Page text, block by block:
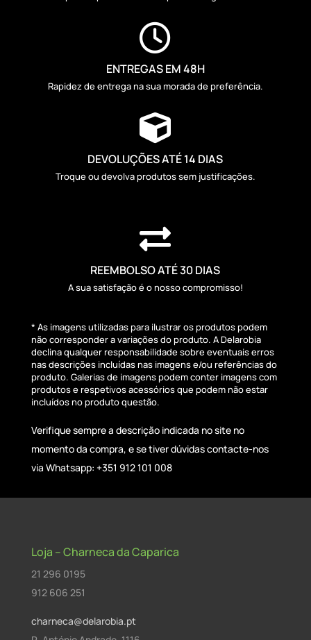

ENTREGAS EM 48H
Rapidez de entrega na sua morada de preferência.

DEVOLUÇÕES ATÉ 14 DIAS
Troque ou devolva produtos sem justificações.

REEMBOLSO ATÉ 30 DIAS
A sua satisfação é o nosso compromisso!
* As imagens utilizadas para ilustrar os produtos podem
não corresponder a variações do produto. A Delarobia
declina qualquer responsabilidade sobre eventuais erros
nas descrições incluídas nas imagens e/ou referências do
produto. Galerias de imagens podem conter imagens com
produtos e respetivos acessórios que podem não estar
incluídos no produto questão.
Verifique sempre a descrição indicada no site no
momento da compra, e se tiver dúvidas contacte-nos
via Whatsapp: +351 912 101 008
Loja – Charneca da Caparica
21 296 0195
912 606 251
charneca@delarobia.pt